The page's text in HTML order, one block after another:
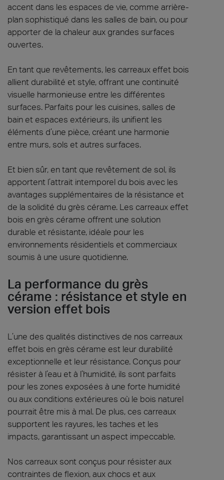
accent dans les espaces de vie, comme arrière-
plan sophistiqué dans les salles de bain, ou pour
apporter de la chaleur aux grandes surfaces
ouvertes.
En tant que revêtements, les carreaux effet bois
allient durabilité et style, offrant une continuité
visuelle harmonieuse entre les différentes
surfaces. Parfaits pour les cuisines, salles de
bain et espaces extérieurs, ils unifient les
éléments d’une pièce, créant une harmonie
entre murs, sols et autres surfaces.
Et bien sûr, en tant que revêtement de sol, ils
apportent l’attrait intemporel du bois avec les
avantages supplémentaires de la résistance et
de la solidité du grès cérame. Les carreaux effet
bois en grès cérame offrent une solution
durable et résistante, idéale pour les
environnements résidentiels et commerciaux
soumis à une usure quotidienne.
La performance du grès
cérame : résistance et style en
version effet bois
L’une des qualités distinctives de nos carreaux
effet bois en grès cérame est leur durabilité
exceptionnelle et leur résistance. Conçus pour
résister à l’eau et à l’humidité, ils sont parfaits
pour les zones exposées à une forte humidité
ou aux conditions extérieures où le bois naturel
pourrait être mis à mal. De plus, ces carreaux
supportent les rayures, les taches et les
impacts, garantissant un aspect impeccable.
Nos carreaux sont conçus pour résister aux
contraintes de flexion, aux chocs et aux